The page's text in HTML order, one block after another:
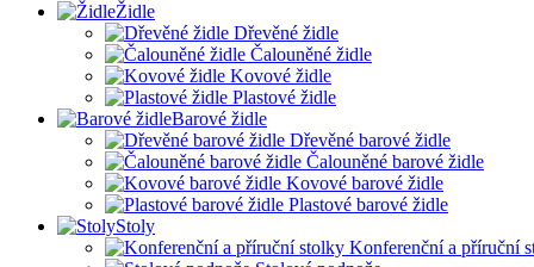
Židle
Dřevěné židle
Čalouněné židle
Kovové židle
Plastové židle
Barové židle
Dřevěné barové židle
Čalouněné barové židle
Kovové barové židle
Plastové barové židle
Stoly
Konferenční a příruční